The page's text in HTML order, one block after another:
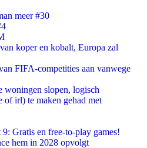
meer #30
koper en kobalt, Europa zal
FIFA-competities aan vanwege
woningen slopen, logisch
irl) te maken gehad met
Gratis en free-to-play games!
hem in 2028 opvolgt